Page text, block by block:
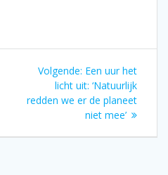
Volgende: Volgend
bericht:
Een uur het
licht uit: ‘Natuurlijk
redden we er de planeet
niet mee’